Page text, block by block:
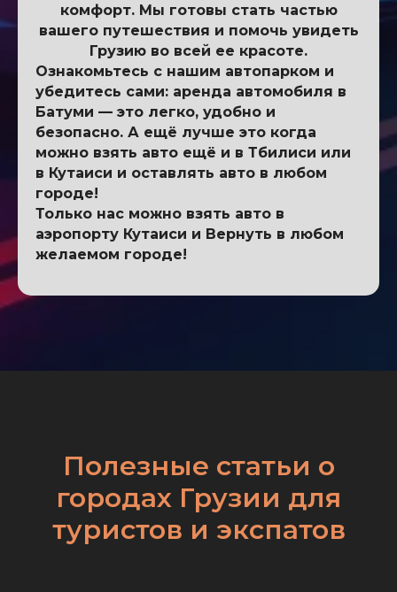
комфорт. Мы готовы стать частью
вашего путешествия и помочь увидеть
Грузию во всей ее красоте.
Ознакомьтесь с нашим автопарком и
убедитесь сами: аренда автомобиля в
Батуми — это легко, удобно и
безопасно. А ещё лучше это когда
можно взять авто ещё и в Тбилиси или
в Кутаиси и оставлять авто в любом
городе!
Только нас можно взять авто в
аэропорту Кутаиси и Вернуть в любом
желаемом городе!
Полезные статьи о
городах Грузии для
туристов и экспатов